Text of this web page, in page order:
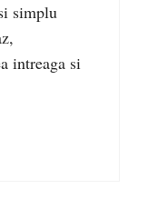
simplu
intreaga si